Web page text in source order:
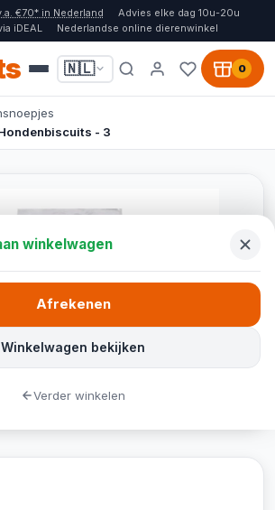
€70* in Nederland
Advies elke dag 10u-20u
iDEAL
Nederlandse online dierenwinkel
🇳🇱 0
- 3
winkelwagen
Winkelwagen bekijken
Afrekenen
Verder winkelen